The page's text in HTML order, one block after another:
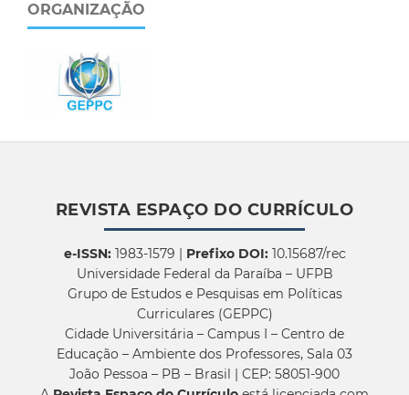
ORGANIZAÇÃO
REVISTA ESPAÇO DO CURRÍCULO
e-ISSN:1983-1579 | Prefixo DOI:10.15687/rec
Universidade Federal da Paraíba – UFPB
Grupo de Estudos e Pesquisas em Políticas
Curriculares (GEPPC)
Cidade Universitária – Campus I – Centro de
Educação – Ambiente dos Professores, Sala 03
João Pessoa – PB – Brasil | CEP: 58051-900